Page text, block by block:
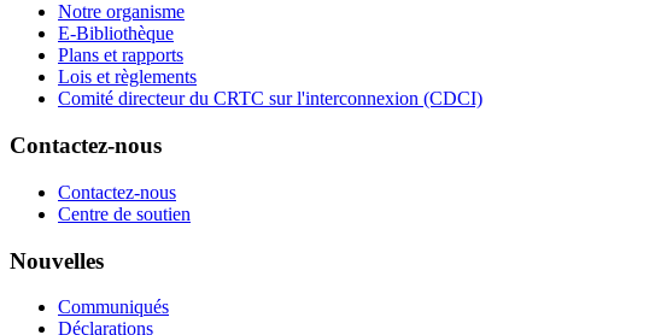
Notre organisme
E-Bibliothèque
Plans et rapports
Lois et règlements
Comité directeur du CRTC sur l'interconnexion (CDCI)
Contactez-nous
Contactez-nous
Centre de soutien
Nouvelles
Communiqués
Déclarations